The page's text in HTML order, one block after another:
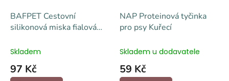
BAFPET Cestovní
silikonová miska fialová
Skladem
97 Kč
NAP Proteinová tyčinka
pro psy Kuřecí
Skladem u dodavatele
59 Kč